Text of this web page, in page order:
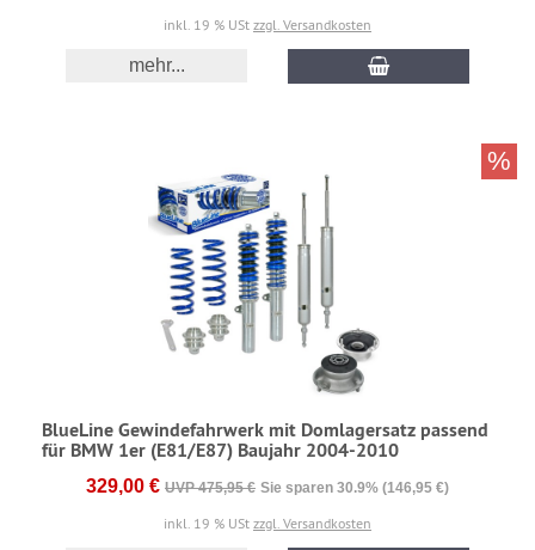
inkl. 19 % USt zzgl. Versandkosten
mehr...
BlueLine Gewindefahrwerk mit Domlagersatz passend
für BMW 1er (E81/E87) Baujahr 2004-2010
329,00 € UVP 475,95 € Sie sparen 30.9% (146,95 €)
inkl. 19 % USt zzgl. Versandkosten
%